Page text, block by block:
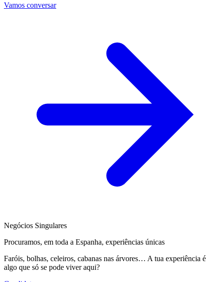
Vamos conversar
Negócios Singulares
Procuramos, em toda a Espanha, experiências únicas
Faróis, bolhas, celeiros, cabanas nas árvores… A tua experiência é
algo que só se pode viver aqui?